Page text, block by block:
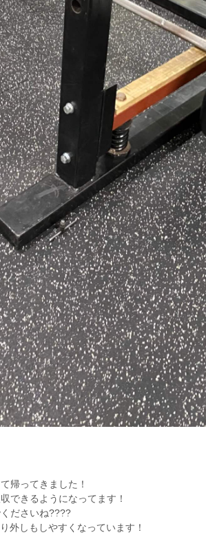
帰ってきました！
できるようになってます！
ださいね????
外しもしやすくなっています！